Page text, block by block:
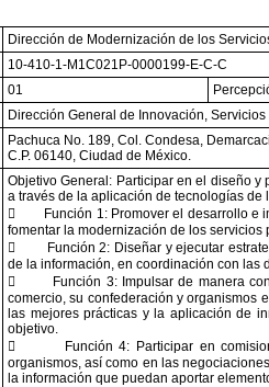
Dirección de Modernización de los
10-410-1-M1C021P-0000199-E-C-C
01
Dirección General de Innovación,
Pachuca No. 189, Col. Condesa,
C.P. 06140, Ciudad de México.
Objetivo General: Participar en el diseño
a través de la aplicación de tecnologías

Función 1: Promover el desarrollo e
fomentar la modernización de los servicios

Función 2: Diseñar y ejecutar
de la información, en coordinación con las

Función 3: Impulsar de manera
comercio, su confederación y organismos
las mejores prácticas y la aplicación de
objetivo.

Función 4: Participar en
organismos, así como en las
la información que puedan aportar